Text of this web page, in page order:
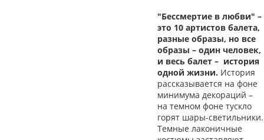
"Бессмертие в любви" –
это 10 артистов балета,
разные образы, но все
образы – один человек,
и весь балет – история
одной жизни. История
рассказывается на фоне
минимума декораций –
на темном фоне тускло
горят шары-светильники.
Темные лаконичные